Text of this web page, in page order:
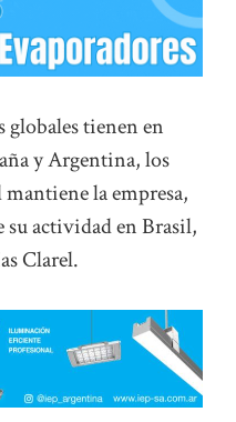
globales tienen en
y Argentina, los
la empresa,
su actividad en Brasil,
Clarel.